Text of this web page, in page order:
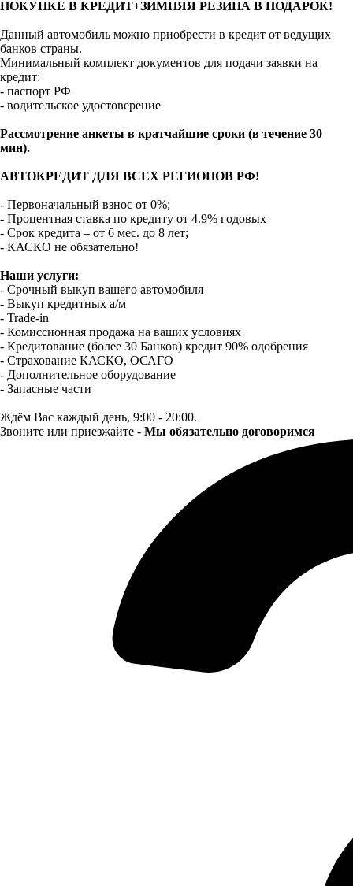
ПОКУПКЕ В КРЕДИТ+ЗИМНЯЯ РЕЗИНА В ПОДАРОК!
Данный автомобиль можно приобрести в кредит от ведущих
банков страны.
Минимальный комплект документов для подачи заявки на
кредит:
- паспорт РФ
- водительское удостоверение
Рассмотрение анкеты в кратчайшие сроки (в течение 30
мин).
АВТОКРЕДИТ ДЛЯ ВСЕХ РЕГИОНОВ РФ!
- Первоначальный взнос от 0%;
- Процентная ставка по кредиту от 4.9% годовых
- Срок кредита – от 6 мес. до 8 лет;
- КАСКО не обязательно!
Наши услуги:
- Срочный выкуп вашего автомобиля
- Выкуп кредитных а/м
- Trade-in
- Комиссионная продажа на ваших условиях
- Кредитование (более 30 Банков) кредит 90% одобрения
- Страхование КАСКО, ОСАГО
- Дополнительное оборудование
- Запасные части
Ждём Вас каждый день, 9:00 - 20:00.
Звоните или приезжайте - Мы обязательно договоримся